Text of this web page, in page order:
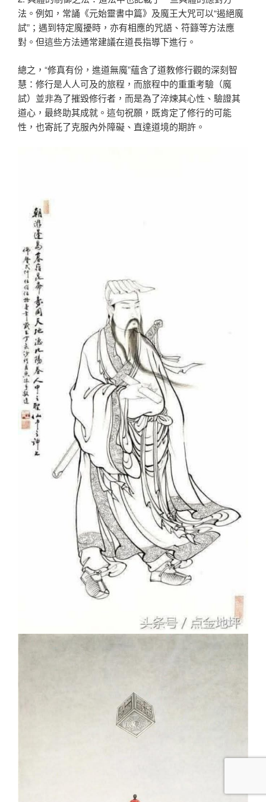
法。例如，常誦《元始靈書中篇》及魔王大咒可以“遏絕魔
試”；遇到特定魔擾時，亦有相應的咒語、符籙等方法應
對。但這些方法通常建議在道長指導下進行。
總之，“修真有份，進道無魔”蘊含了道教修行觀的深刻智
慧：修行是人人可及的旅程，而旅程中的重重考驗（魔
試）並非為了摧毀修行者，而是為了淬煉其心性、驗證其
道心，最終助其成就。這句祝願，既肯定了修行的可能
性，也寄託了克服內外障礙、直達道境的期許。